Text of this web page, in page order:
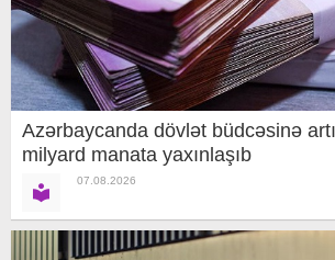
Azərbaycanda dövlət büdcəsinə
milyard manata yaxınlaşıb
07.08.2026